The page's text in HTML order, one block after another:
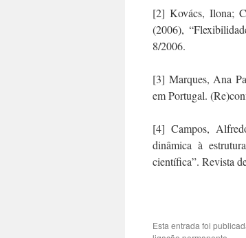
[2] Kovács, Ilona;
(2006),
8/2006.
[3] Marques, Ana
em Portugal.
[4] Campos,
dinâmica à
científica”. Revista
Esta entrada foi